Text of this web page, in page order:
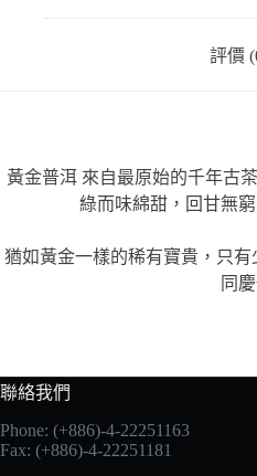
評價
黃金普洱 來自最原始的千年古
綠而味綿甜，回甘無
猶如黃金一樣的稀有寶貴，只
同
聯絡我們
Phone: (+886)-4-22251163
Fax: (+886)-4-22251181